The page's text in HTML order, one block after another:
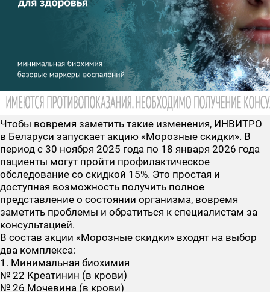
Чтобы вовремя заметить такие изменения, ИНВИТРО
в Беларуси запускает акцию «Морозные скидки». В
период с 30 ноября 2025 года по 18 января 2026 года
пациенты могут пройти профилактическое
обследование со скидкой 15%. Это простая и
доступная возможность получить полное
представление о состоянии организма, вовремя
заметить проблемы и обратиться к специалистам за
консультацией.
В состав акции «Морозные скидки» входят на выбор
два комплекса:
1. Минимальная биохимия
№ 22 Креатинин (в крови)
№ 26 Мочевина (в крови)